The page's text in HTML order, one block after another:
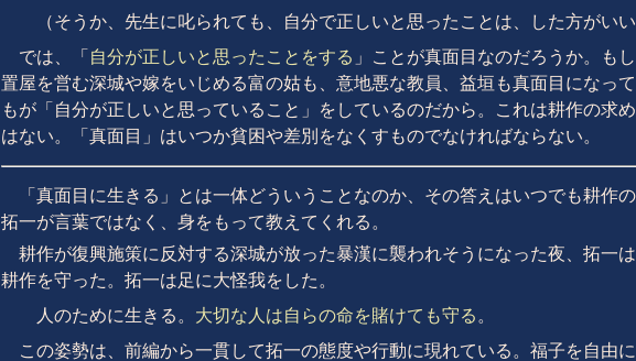
（そうか、先生に叱られても、自分で正しいと思ったことは、した方がいい
では、「 自分が正しいと思ったことをする 」ことが真面目なのだろうか。も
置屋を営む深城や嫁をいじめる富の姑も、意地悪な教員、益垣も真面目になっ
もが「自分が正しいと思っていること」をしているのだから。これは耕作の求
はない。「真面目」はいつか貧困や差別をなくすものでなければならない。
「真面目に生きる」とは一体どういうことなのか、その答えはいつでも耕作
拓一が言葉ではなく、身をもって教えてくれる。
耕作が復興施策に反対する深城が放った暴漢に襲われそうになった夜、拓一
耕作を守った。拓一は足に大怪我をした。
人のために生きる。 大切な人は自らの命を賭けても守る 。
この姿勢は、前編から一貫して拓一の態度や行動に現れている。福子を自由